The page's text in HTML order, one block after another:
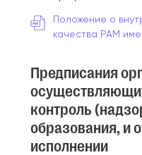
Положение о
качества РАМ
Предписания
контроль
образования, и
исполнении